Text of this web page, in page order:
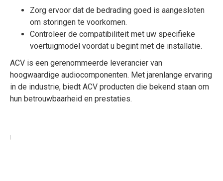
Zorg ervoor dat de bedrading goed is aangesloten
om storingen te voorkomen.
Controleer de compatibiliteit met uw specifieke
voertuigmodel voordat u begint met de installatie.
ACV is een gerenommeerde leverancier van
hoogwaardige audiocomponenten. Met jarenlange ervaring
in de industrie, biedt ACV producten die bekend staan om
hun betrouwbaarheid en prestaties.